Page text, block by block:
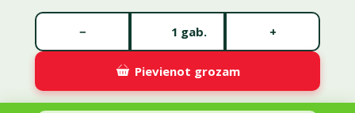
gab.
− +
Pievienot grozam